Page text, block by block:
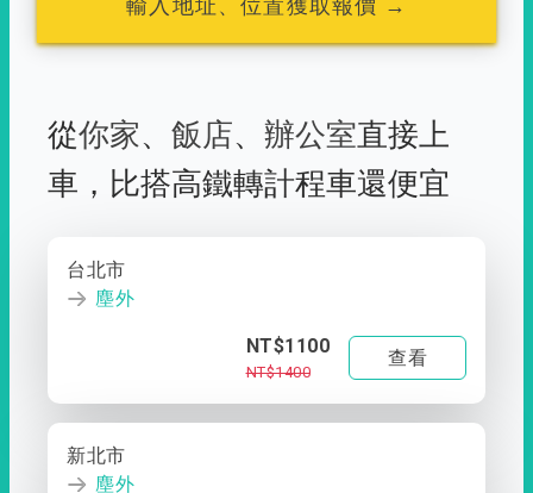
輸入地址、位置獲取報價 →
從你家、 飯店、 辦公室直接上
車， 比搭高鐵轉計程車還便宜
台北市
塵外
NT$1100
NT$1400
查看
新北市
塵外